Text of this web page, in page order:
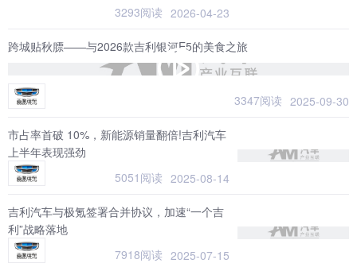
3293阅读 2026-04-23
跨城贴秋膘——与2026款吉利银河E5的美食之旅
3347阅读 2025-09-30
市占率首破 10%，新能源销量翻倍!吉利汽车
上半年表现强劲
5051阅读 2025-08-14
吉利汽车与极氪签署合并协议，加速“一个吉
利”战略落地
7918阅读 2025-07-15